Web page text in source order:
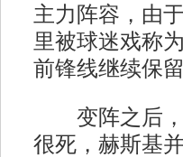
主力阵容，由
里被球迷戏称
前锋线继续保
变阵之后，
很死，赫斯基